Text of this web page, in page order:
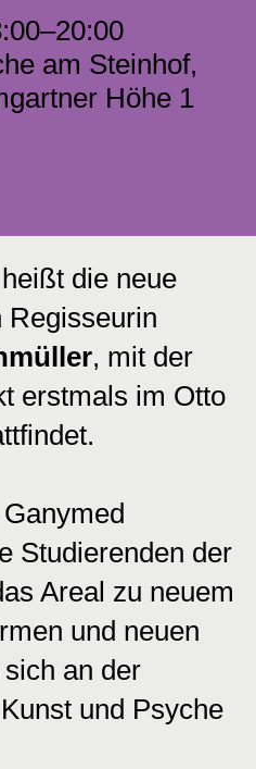
am Steinhof,
Höhe 1
heißt die neue
Regisseurin
, mit der
erstmals im Otto
Studierenden der
Areal zu neuem
und neuen
an der
und Psyche